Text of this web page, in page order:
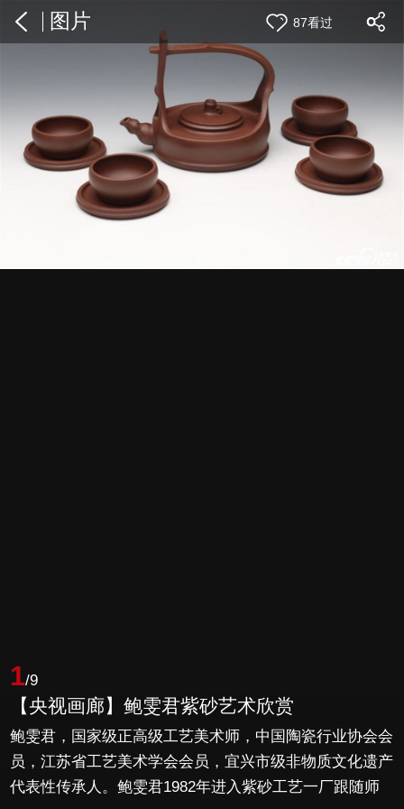
图片 87看过
1/9
【央视画廊】鲍雯君紫砂艺术欣赏
鲍雯君，国家级正高级工艺美术师，中国陶瓷行业协会会
员，江苏省工艺美术学会会员，宜兴市级非物质文化遗产
代表性传承人。鲍雯君1982年进入紫砂工艺一厂跟随师